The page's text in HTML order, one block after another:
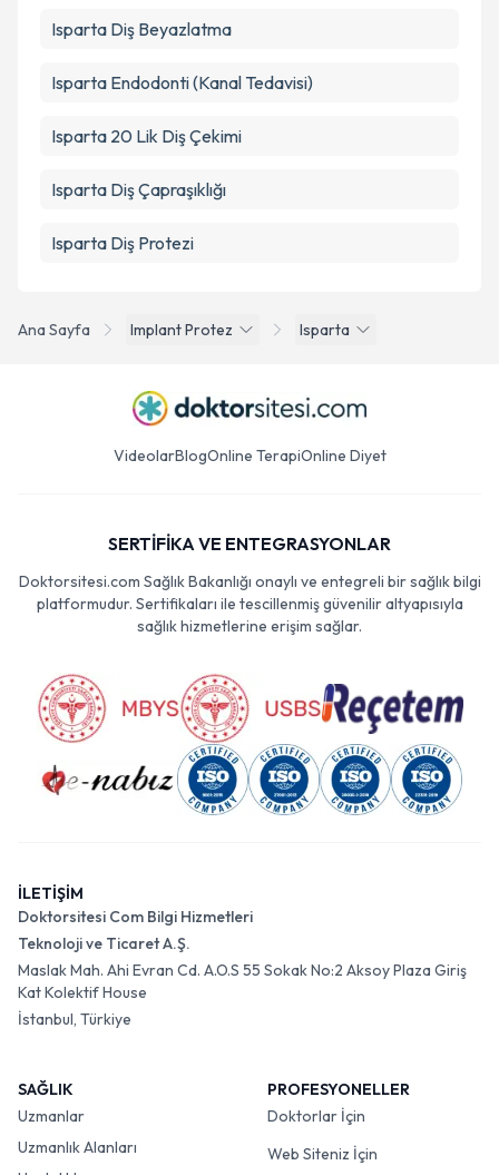
Ana Sayfa Implant Protez Isparta
Isparta Diş Beyazlatma
Isparta Endodonti (Kanal Tedavisi)
Isparta 20 Lik Diş Çekimi
Isparta Diş Çapraşıklığı
Isparta Diş Protezi
VideolarBlogOnline TerapiOnline Diyet
SERTİFİKA VE ENTEGRASYONLAR
Doktorsitesi.com Sağlık Bakanlığı onaylı ve entegreli bir sağlık bilgi
platformudur. Sertifikaları ile tescillenmiş güvenilir altyapısıyla
sağlık hizmetlerine erişim sağlar.
İLETİŞİM
Doktorsitesi Com Bilgi Hizmetleri
Teknoloji ve Ticaret A.Ş.
Maslak Mah. Ahi Evran Cd. A.O.S 55 Sokak No:2 Aksoy Plaza Giriş
Kat Kolektif House
İstanbul, Türkiye
SAĞLIK
Uzmanlar
Uzmanlık Alanları
PROFESYONELLER
Doktorlar İçin
Web Siteniz İçin